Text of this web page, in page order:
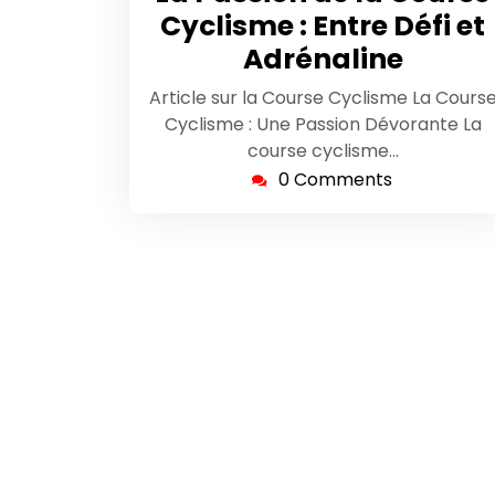
Cyclisme : Entre Défi et
Adrénaline
Article sur la Course Cyclisme La
Cyclisme : Une Passion Dévorante La
course cyclisme…
0 Comments